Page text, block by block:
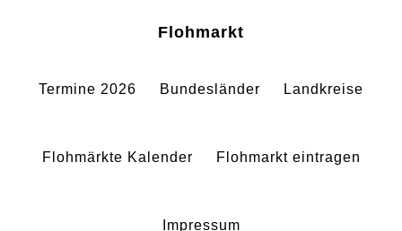
springen
springen
Flohmarkt
Termine 2026 Bundesländer Landkreise
Flohmärkte Kalender Flohmarkt eintragen
Impressum